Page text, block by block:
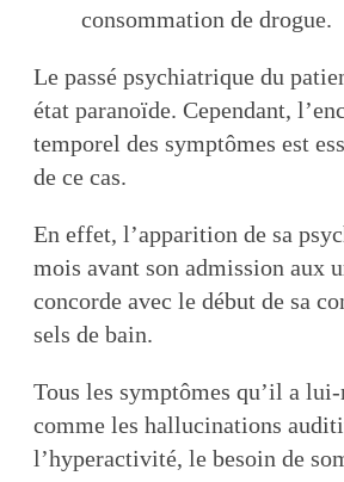
consommation de drogue.
Le passé psychiatrique du
état paranoïde. Cependant,
temporel des symptômes est
de ce cas.
En effet, l’apparition de sa
mois avant son admission aux
concorde avec le début de sa
sels de bain.
Tous les symptômes qu’il a
comme les hallucinations
l’hyperactivité, le besoin de